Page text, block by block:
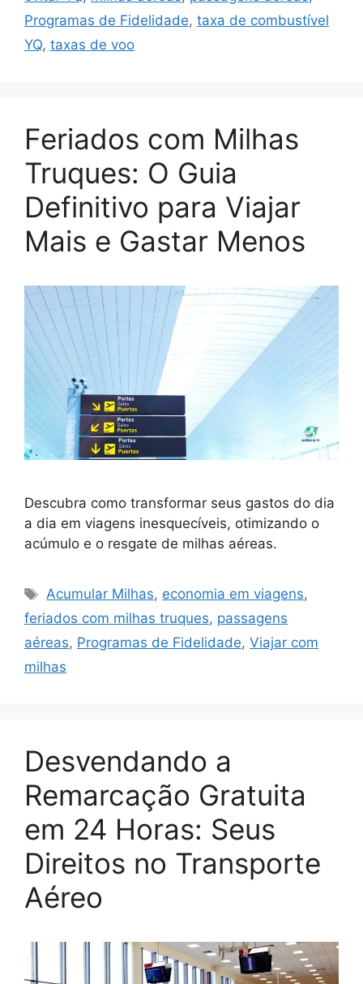
Programas de Fidelidade, taxa de combustível
YQ, taxas de voo
Feriados com Milhas
Truques: O Guia
Definitivo para Viajar
Mais e Gastar Menos
Descubra como transformar seus gastos do dia
a dia em viagens inesquecíveis, otimizando o
acúmulo e o resgate de milhas aéreas.
Tags
Acumular Milhas, economia em viagens,
feriados com milhas truques, passagens
aéreas, Programas de Fidelidade, Viajar com
milhas
Desvendando a
Remarcação Gratuita
em 24 Horas: Seus
Direitos no Transporte
Aéreo